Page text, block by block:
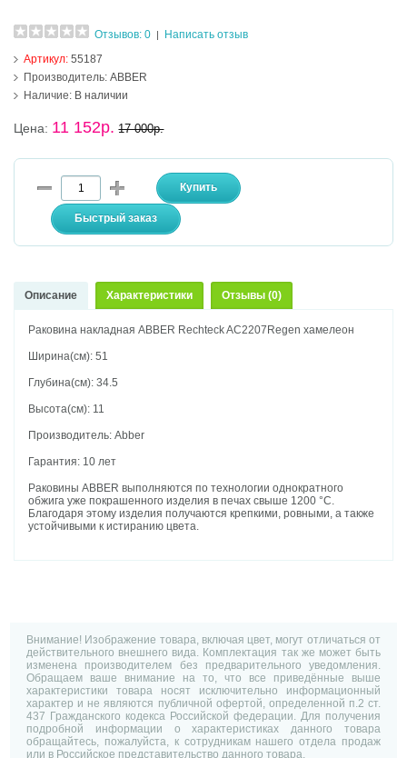
Отзывов: 0
Написать отзыв
Артикул:55187
Производитель: ABBER
Наличие: В наличии
Цена: 11 152р. 17 000р.
Описание Характеристики Отзывы (0)
Раковина накладная ABBER Rechteck AC2207Regen хамелеон
Ширина(см): 51
Глубина(см): 34.5
Высота(см): 11
Производитель: Abber
Гарантия: 10 лет
Раковины ABBER выполняются по технологии однократного
обжига уже покрашенного изделия в печах свыше 1200 °C.
Благодаря этому изделия получаются крепкими, ровными, а также
устойчивыми к истиранию цвета.
Внимание! Изображение товара, включая цвет, могут отличаться от
действительного внешнего вида. Комплектация так же может быть
изменена производителем без предварительного уведомления.
Обращаем ваше внимание на то, что все приведённые выше
характеристики товара носят исключительно информационный
характер и не являются публичной офертой, определенной п.2 ст.
437 Гражданского кодекса Российской федерации. Для получения
подробной информации о характеристиках данного товара
обращайтесь, пожалуйста, к сотрудникам нашего отдела продаж
или в Российское представительство данного товара.